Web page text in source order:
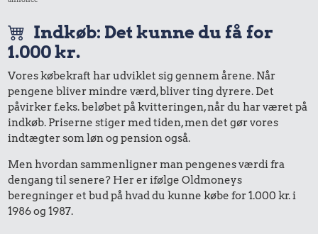
Indkøb: Det kunne du få for
1.000 kr.
Vores købekraft har udviklet sig gennem årene. Når
pengene bliver mindre værd, bliver ting dyrere. Det
påvirker f.eks. beløbet på kvitteringen, når du har været på
indkøb. Priserne stiger med tiden, men det gør vores
indtægter som løn og pension også.
Men hvordan sammenligner man pengenes værdi fra
dengang til senere? Her er ifølge Oldmoneys
beregninger et bud på hvad du kunne købe for 1.000 kr. i
1986 og 1987.